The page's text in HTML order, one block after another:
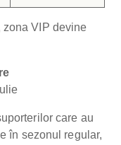
zona VIP devine
care au
în sezonul regular,